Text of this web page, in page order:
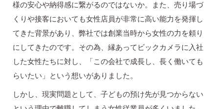
様の安心や納得感に繋がるのではないか。また、売り場づ
くりや接客においても女性店員が非常に高い能力を発揮し
てきた背景があり、弊社では創業当時から女性の力を頼り
にしてきたのです。その為、縁あってビックカメラに入社
した女性たちに対し、「この会社で成長し、長く働いても
らいたい」という想いがありました。
しかし、現実問題として、子どもの預け先が見つからない